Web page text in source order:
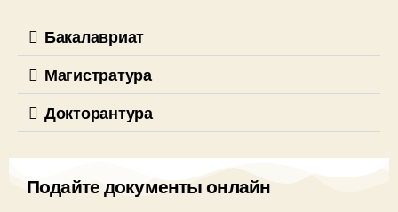
Бакалавриат
Магистратура
Докторантура
Подайте документы онлайн